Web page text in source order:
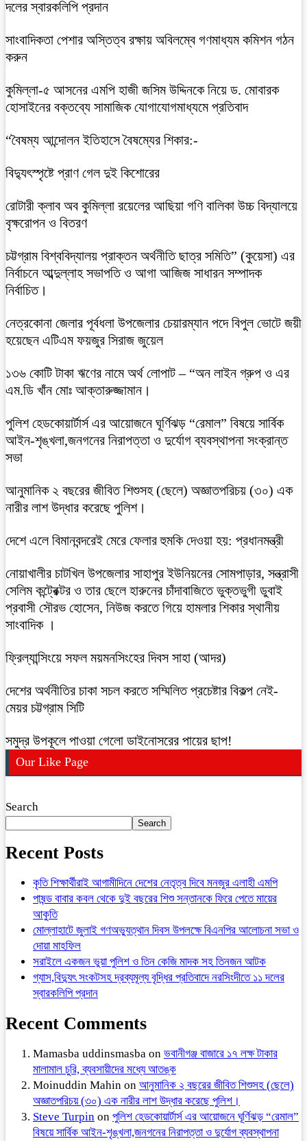
দলের স্বারকলিপি প্রদান
সাংবাদিকতা পেশার অস্তিত্ব রক্ষায় অবিলম্বে গণমাধ্যম কমিশন গঠন
করুন
কুমিল্লা-৫ আসনের এমপি হাজী জসিম উদ্দিনকে নিয়ে ড. মোবারক
হোসাইনের বক্তব্যে সামাজিক যোগাযোগমাধ্যমে প্রতিবাদ
“বৈষম্য আন্দোলন ইতিহাসে বৈষম্যের শিকার:-
বিদ্যুৎস্পৃষ্টে প্রাণ গেল দুই কিশোরের
রোটারী ক্লাব অব কুমিল্লা রয়েলের আছিয়া গণি বালিকা উচ্চ বিদ্যালয়ে
বৃক্ষরোপন ও বিতরণ
চট্টগ্রাম বিশ্ববিদ্যালয় প্রাক্তন অর্থনীতি ছাত্র সমিতি” (কুয়েসা) এর
নির্বাচনে আব্দুল্লাহ সভাপতি ও আগা আজিজ সাধারন সম্পাদক
নির্বাচিত।
নেত্রকোনা জেলার পূর্বধলা উপজেলার চেয়ারম্যান পদে বিপুল ভোটে জয়ী
হয়েছেন এটিএম ফয়জুর সিরাজ জুয়েল
১৩৬ কোটি টাকা ঋণের নামে অর্থ লোপাট – “অন লাইন গ্রুপ ও এর
এম.ডি খাঁন মোঃ আক্তারুজ্জামান।
পুলিশ হেডকোয়ার্টার্স এর আয়োজনে ঘূর্ণিঝড় “রেমাল” বিষয়ে সার্বিক
আইন-শৃঙ্খলা,জনগনের নিরাপত্তা ও দুর্যোগ ব্যবস্থাপনা সংক্রান্ত
সভা
আনুমানিক ২ বছরের জীবিত শিশুসহ (ছেলে) অজ্ঞাতপরিচয় (৩০) এক
নারীর লাশ উদ্ধার করেছে পুলিশ।
দেশে এলে বিমানবন্দরেই মেরে ফেলার হুমকি দেওয়া হয়: প্রধানমন্ত্রী
নোয়াখালীর চাটখিল উপজেলার সাহাপুর ইউনিয়নের সোমপাড়ার, সন্ত্রাসী
সেলিম কন্ট্রেক্টর ও তার ছেলে হারুনের চাঁদাবাজিতে ভুক্তভুগী ডুবাই
প্রবাসী সৌরভ হোসেন, নিউজ করতে গিয়ে হামলার শিকার স্থানীয়
সাংবাদিক ।
ফ্রিল্যান্সিংয়ে সফল ময়মনসিংহের দিবস সাহা (আদর)
দেশের অর্থনীতির চাকা সচল করতে সম্মিলিত প্রচেষ্টার বিকল্প নেই-
মেয়র চট্টগ্রাম সিটি
সমুদ্র উপকূলে পাওয়া গেলো ডাইনোসরের পায়ের ছাপ!
Our Like Page
Search
Search
Recent Posts
কৃতি শিক্ষার্থীরাই আগামীদিনে দেশের নেতৃত্ব দিবে মনজুর এলাহী এমপি
পাষন্ড বাবার কবল থেকে দুই বছরের শিশু সন্তানকে ফিরে পেতে মায়ের
আকুতি
মোল্লাহাটে জুলাই গণঅভ্যুত্থান দিবস উপলক্ষে বিএনপির আলোচনা সভা ও
দোয়া মাহফিল
সরাইলে একজন ভুয়া পুলিশ ও তিন কেজি মাদক সহ তিনজন আটক
গ্যাস,বিদ্যুৎ সংকটসহ দ্রব্যমূল্য বৃদ্ধির প্রতিবাদে নরসিংদীতে ১১ দলের
স্বারকলিপি প্রদান
Recent Comments
Mamasba uddinsmasba on ভবানীগঞ্জ বাজারে ১৭ লক্ষ টাকার
মালামাল চুরি, ব্যবসায়ীদের মধ্যে আতঙ্ক
Moinuddin Mahin on আনুমানিক ২ বছরের জীবিত শিশুসহ (ছেলে)
অজ্ঞাতপরিচয় (৩০) এক নারীর লাশ উদ্ধার করেছে পুলিশ।
Steve Turpin on পুলিশ হেডকোয়ার্টার্স এর আয়োজনে ঘূর্ণিঝড় “রেমাল”
বিষয়ে সার্বিক আইন-শৃঙ্খলা,জনগনের নিরাপত্তা ও দুর্যোগ ব্যবস্থাপনা